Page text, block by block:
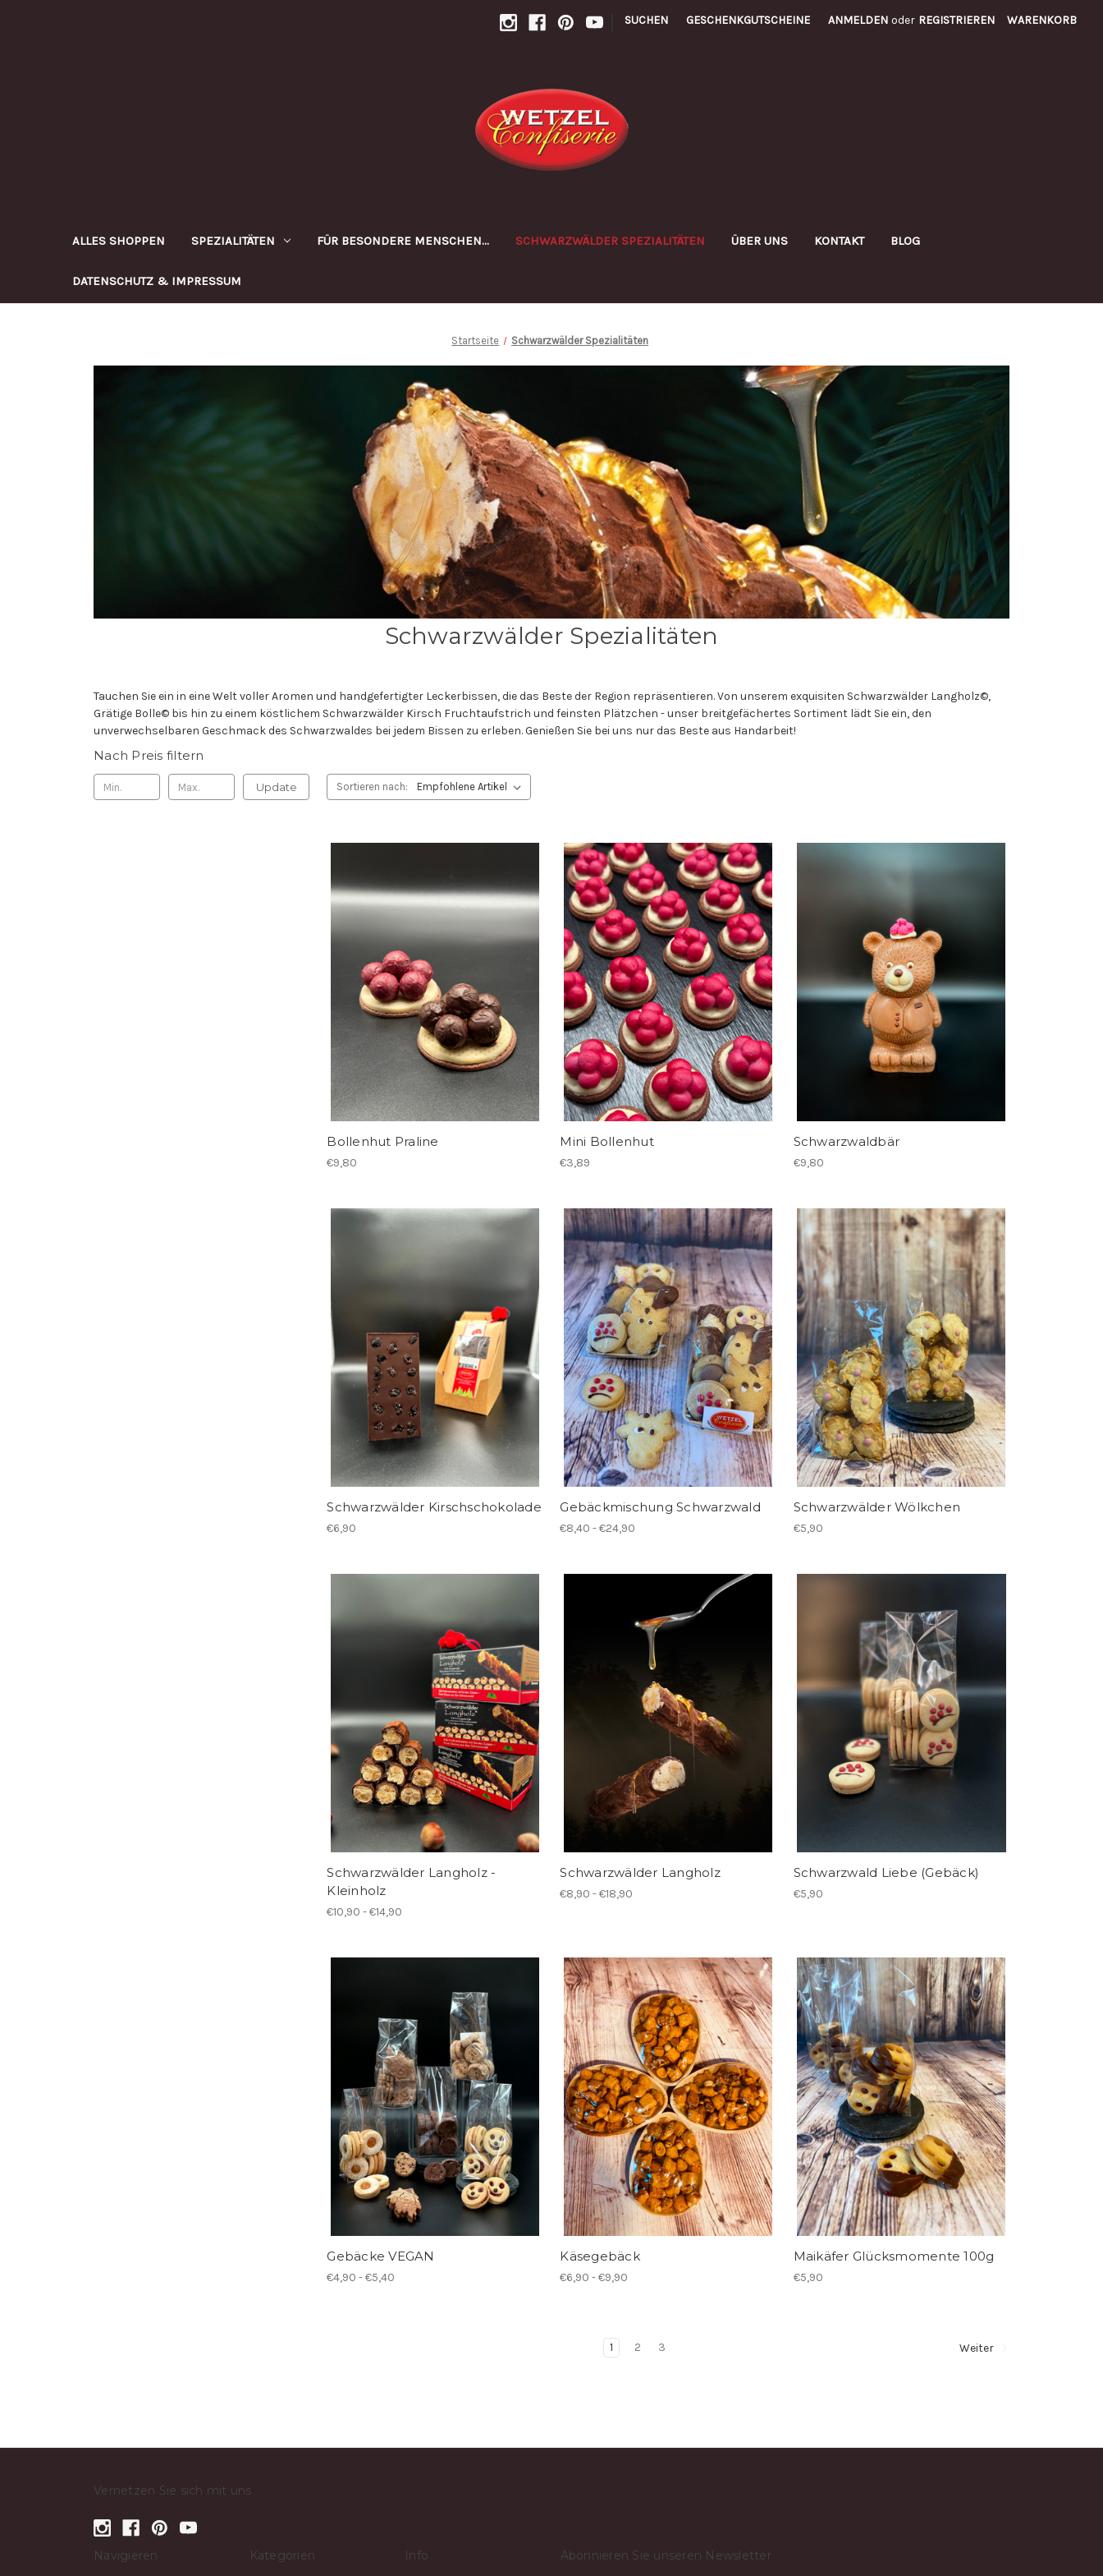
SUCHEN GESCHENKGUTSCHEINE ANMELDEN oder REGISTRIEREN WARENKORB
ALLES SHOPPEN SPEZIALITÄTEN FÜR BESONDERE MENSCHEN... SCHWARZWÄLDER SPEZIALITÄTEN ÜBER UNS KONTAKT BLOG
DATENSCHUTZ & IMPRESSUM
Startseite Schwarzwälder Spezialitäten
Schwarzwälder Spezialitäten
Tauchen Sie ein in eine Welt voller Aromen und handgefertigter Leckerbissen, die das Beste der Region repräsentieren. Von unserem exquisiten Schwarzwälder Langholz©,
Grätige Bolle© bis hin zu einem köstlichem Schwarzwälder Kirsch Fruchtaufstrich und feinsten Plätzchen - unser breitgefächertes Sortiment lädt Sie ein, den
unverwechselbaren Geschmack des Schwarzwaldes bei jedem Bissen zu erleben. Genießen Sie bei uns nur das Beste aus Handarbeit!
Nach Preis filtern
Update Sortieren nach:
Bollenhut Praline
€9,80
Mini Bollenhut
€3,89
Schwarzwaldbär
€9,80
Schwarzwälder Kirschschokolade
€6,90
Gebäckmischung Schwarzwald
€8,40 - €24,90
Schwarzwälder Wölkchen
€5,90
Schwarzwälder Langholz -
Kleinholz
€10,90 - €14,90
Schwarzwälder Langholz
€8,90 - €18,90
Schwarzwald Liebe (Gebäck)
€5,90
Gebäcke VEGAN
€4,90 - €5,40
Käsegebäck
€6,90 - €9,90
Maikäfer Glücksmomente 100g
€5,90
1 2 3 Weiter
Vernetzen Sie sich mit uns
Navigieren Kategorien Info Abonnieren Sie unseren Newsletter